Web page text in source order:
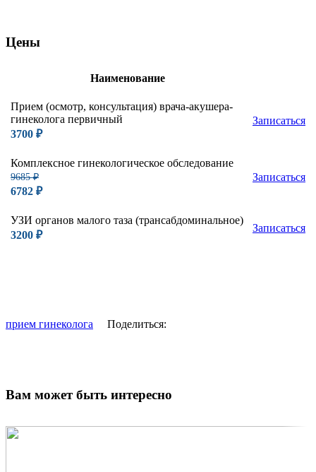
Цены
Наименование
Прием (осмотр, консультация) врача-акушера-
гинеколога первичный
3700 ₽
Записаться
Комплексное гинекологическое обследование
9685₽
6782 ₽
Записаться
УЗИ органов малого таза (трансабдоминальное)
3200 ₽
Записаться
прием гинеколога Поделиться:
Вам может быть интересно